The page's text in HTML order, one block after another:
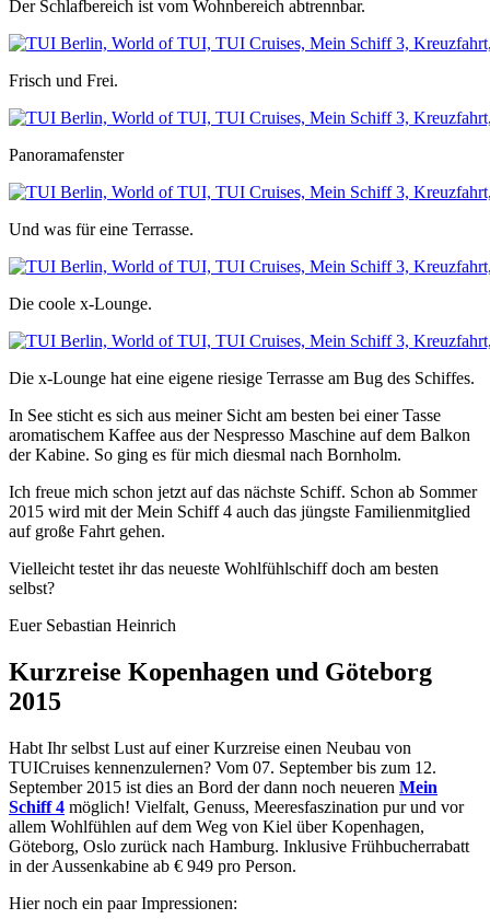
Der Schlafbereich ist vom Wohnbereich abtrennbar.
Frisch und Frei.
Panoramafenster
Und was für eine Terrasse.
Die coole x-Lounge.
Die x-Lounge hat eine eigene riesige Terrasse am Bug des Schiffes.
In See sticht es sich aus meiner Sicht am besten bei einer Tasse
aromatischem Kaffee aus der Nespresso Maschine auf dem Balkon
der Kabine. So ging es für mich diesmal nach Bornholm.
Ich freue mich schon jetzt auf das nächste Schiff. Schon ab Sommer
2015 wird mit der Mein Schiff 4 auch das jüngste Familienmitglied
auf große Fahrt gehen.
Vielleicht testet ihr das neueste Wohlfühlschiff doch am besten
selbst?
Euer Sebastian Heinrich
Kurzreise Kopenhagen und Göteborg
2015
Habt Ihr selbst Lust auf einer Kurzreise einen Neubau von
TUICruises kennenzulernen? Vom 07. September bis zum 12.
September 2015 ist dies an Bord der dann noch neueren Mein
Schiff 4 möglich! Vielfalt, Genuss, Meeresfaszination pur und vor
allem Wohlfühlen auf dem Weg von Kiel über Kopenhagen,
Göteborg, Oslo zurück nach Hamburg. Inklusive Frühbucherrabatt
in der Aussenkabine ab € 949 pro Person.
Hier noch ein paar Impressionen: